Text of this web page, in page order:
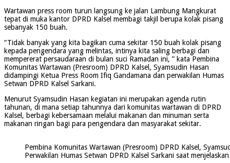
Wartawan press room turun langsung ke jalan Lambung Mangkurat
tepat di muka kantor DPRD Kalsel membagi takjil berupa kolak pisang
sebanyak 150 buah.
“Tidak banyak yang kita bagikan cuma sekitar 150 buah kolak pisang
kepada pengendara yang melintas, intinya kita saling berbagi dan
mempererat persaudaraan di bulan suci Ramadan ini, ” kata Pembina
Komunitas Wartawan (Presroom) DPRD Kalsel, Syamsudin Hasan
didampingi Ketua Press Room Ifiq Gandamana dan perwakilan Humas
Setwan DPRD Kalsel Sarkani.
Menurut Syamsudin Hasan kegiatan ini merupakan agenda rutin
tahunan, di mana setiap tahunnya dari komunitas wartawan di DPRD
Kalsel, berbagi kebersamaan melalui makanan dan minuman serta
makanan ringan bagi para pengendara dan masyarakat sekitar.
Pembina Komunitas Wartawan (Presroom) DPRD Kalsel,
Perwakilan Humas Setwan DPRD Kalsel Sarkani saat